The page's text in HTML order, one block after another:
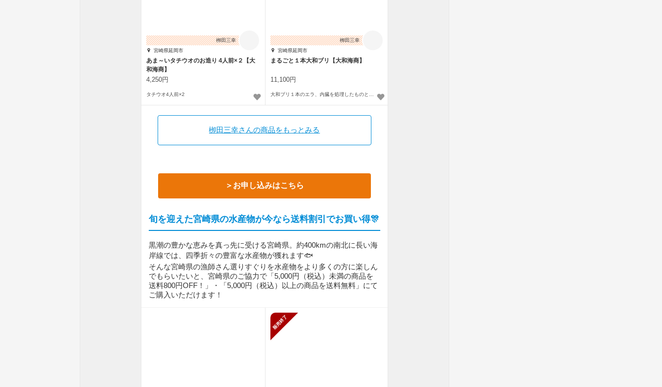
栁田三幸
宮崎県延岡市
あま～いタチウオのお造り 4人前×２【大
和海商】
4,250円
タチウオ4人前×2
栁田三幸
宮崎県延岡市
まるごと１本大和ブリ【大和海商】
11,100円
栁田三幸さんの商品をもっとみる
＞お申し込みはこちら
旬を迎えた宮崎県の水産物が今なら送料割引でお買い得🎊
黒潮の豊かな恵みを真っ先に受ける宮崎県。約400kmの南北に長い海
岸線では、四季折々の豊富な水産物が獲れます🐟
そんな宮崎県の漁師さん選りすぐりを水産物をより多くの方に楽しん
でもらいたいと、宮崎県のご協力で「5,000円（税込）未満の商品を
送料800円OFF！」・「5,000円（税込）以上の商品を送料無料」にて
ご購入いただけます！